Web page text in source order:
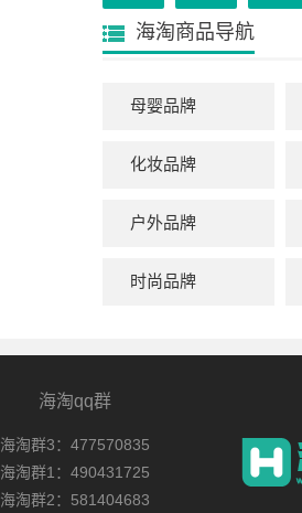
海淘商品导航
母婴品牌
化妆品牌
户外品牌
时尚品牌
海淘qq群
海淘群3：477570835
海淘群1：490431725
海淘群2：581404683